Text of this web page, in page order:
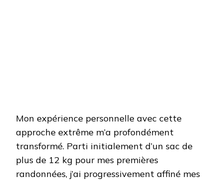
Mon expérience personnelle avec cette
approche extrême m’a profondément
transformé. Parti initialement d’un sac de
plus de 12 kg pour mes premières
randonnées, j’ai progressivement affiné mes